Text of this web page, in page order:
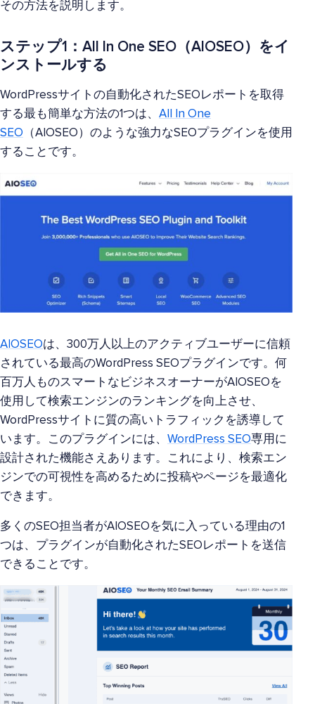
その方法を説明します。
ステップ1：All In One SEO（AIOSEO）をイ
ンストールする
WordPressサイトの自動化されたSEOレポートを取得
する最も簡単な方法の1つは、 All In One
SEO （AIOSEO）のような強力なSEOプラグインを使用
することです。
AIOSEOは、300万人以上のアクティブユーザーに信頼
されている最高のWordPress SEOプラグインです。何
百万人ものスマートなビジネスオーナーがAIOSEOを
使用して検索エンジンのランキングを向上させ、
WordPressサイトに質の高いトラフィックを誘導して
います。このプラグインには、 WordPress SEO専用に
設計された機能さえあります。これにより、検索エン
ジンでの可視性を高めるために投稿やページを最適化
できます。
多くのSEO担当者がAIOSEOを気に入っている理由の1
つは、プラグインが自動化されたSEOレポートを送信
できることです。